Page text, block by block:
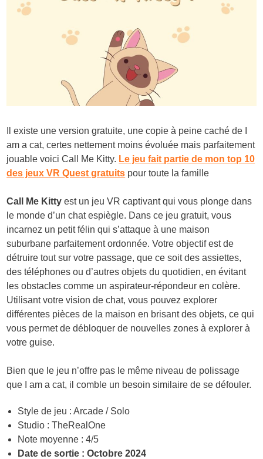
Il existe une version gratuite, une copie à peine caché de I
am a cat, certes nettement moins évoluée mais parfaitement
jouable voici Call Me Kitty. Le jeu fait partie de mon top 10
des jeux VR Quest gratuits pour toute la famille
Call Me Kitty est un jeu VR captivant qui vous plonge dans
le monde d’un chat espiègle. Dans ce jeu gratuit, vous
incarnez un petit félin qui s’attaque à une maison
suburbane parfaitement ordonnée. Votre objectif est de
détruire tout sur votre passage, que ce soit des assiettes,
des téléphones ou d’autres objets du quotidien, en évitant
les obstacles comme un aspirateur-répondeur en colère.
Utilisant votre vision de chat, vous pouvez explorer
différentes pièces de la maison en brisant des objets, ce qui
vous permet de débloquer de nouvelles zones à explorer à
votre guise.
Bien que le jeu n’offre pas le même niveau de polissage
que I am a cat, il comble un besoin similaire de se défouler.
Style de jeu : Arcade / Solo
Studio : TheRealOne
Note moyenne : 4/5
Date de sortie : Octobre 2024